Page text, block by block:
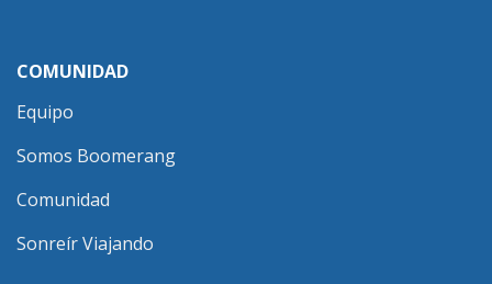
COMUNIDAD
Equipo
Somos Boomerang
Comunidad
Sonreír Viajando